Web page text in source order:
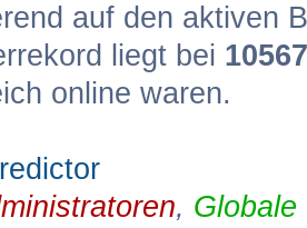
auf den aktiven
liegt bei 10567
online waren.
, Globale